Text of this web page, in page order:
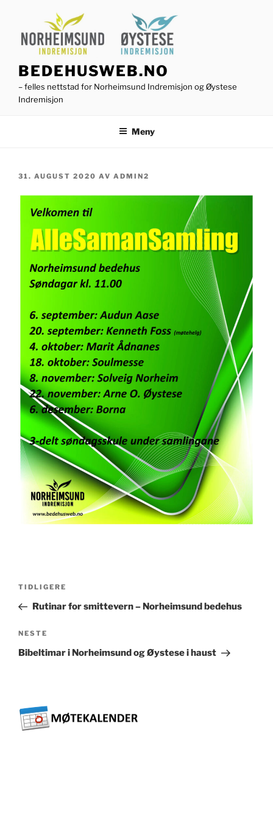
innhold
BEDEHUSWEB.NO
– felles nettstad for Norheimsund Indremisjon og Øystese
Indremisjon
Meny
PUBLISERT
31. AUGUST 2020 AV ADMIN2
Innleggsnavigasjon
Forrige
innlegg
TIDLIGERE
Rutinar for smittevern – Norheimsund bedehus
Neste
innlegg
NESTE
Bibeltimar i Norheimsund og Øystese i haust